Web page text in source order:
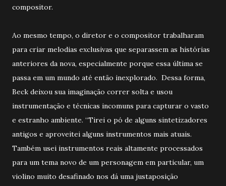
compositor.
Ao mesmo tempo, o diretor e o compositor trabalharam
para criar melodias exclusivas que separassem as histórias
anteriores da nova, especialmente porque essa última se
passa em um mundo até então inexplorado. Dessa forma,
Beck deixou sua imaginação correr solta e usou
instrumentação e técnicas incomuns para capturar o vasto
e estranho ambiente. “Tirei o pó de alguns sintetizadores
antigos e aproveitei alguns instrumentos mais atuais.
Também usei instrumentos reais altamente processados
para um tema novo de um personagem em particular, um
violino muito desafinado nos dá uma justaposição